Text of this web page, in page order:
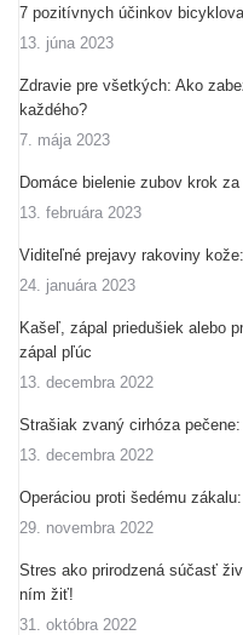
7 pozitívnych účinkov
13. júna 2023
Zdravie pre všetkých: Ako
každého?
7. mája 2023
Domáce bielenie zubov krok
13. februára 2023
Viditeľné prejavy rakoviny
24. januára 2023
Kašeľ, zápal priedušiek alebo
zápal pľúc
13. decembra 2022
Strašiak zvaný cirhóza
13. decembra 2022
Operáciou proti šedému
29. novembra 2022
Stres ako prirodzená súčasť
ním žiť!
31. októbra 2022